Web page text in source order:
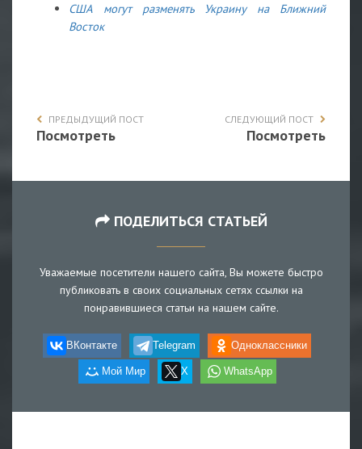
США могут разменять Украину на Ближний
Восток
ПРЕДЫДУЩИЙ ПОСТ
Посмотреть
СЛЕДУЮЩИЙ ПОСТ
Посмотреть
ПОДЕЛИТЬСЯ СТАТЬЕЙ
Уважаемые посетители нашего сайта, Вы можете быстро
публиковать в своих социальных сетях ссылки на
понравившиеся статьи на нашем сайте.
ВКонтакте Telegram Одноклассники
Мой Мир X WhatsApp